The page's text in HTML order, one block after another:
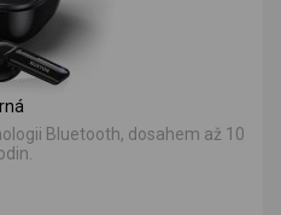
Bluetooth, dosahem až 10